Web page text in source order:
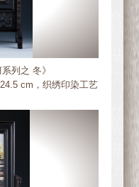
列之 冬》
cm，织绣印染工艺